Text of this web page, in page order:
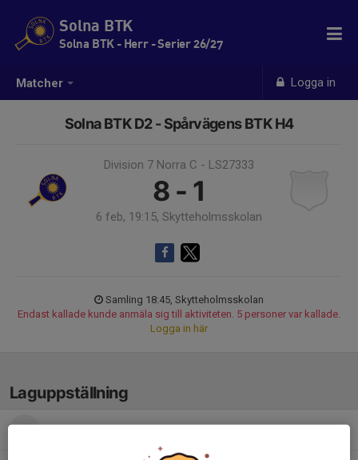
Matcher Logga in
Solna BTK
Solna BTK - Herr - Serier 26/27
Solna BTK D2 - Spårvägens BTK H4
Division 7 Norra C - LS27333
8 - 1
6 feb, 19:15, Skytteholmsskolan
Samling 18:45, Skytteholmsskolan
Endast kallade kunde anmäla sig till aktiviteten. 5 personer var kallade.
Logga in här
Laguppställning
Edwin D.